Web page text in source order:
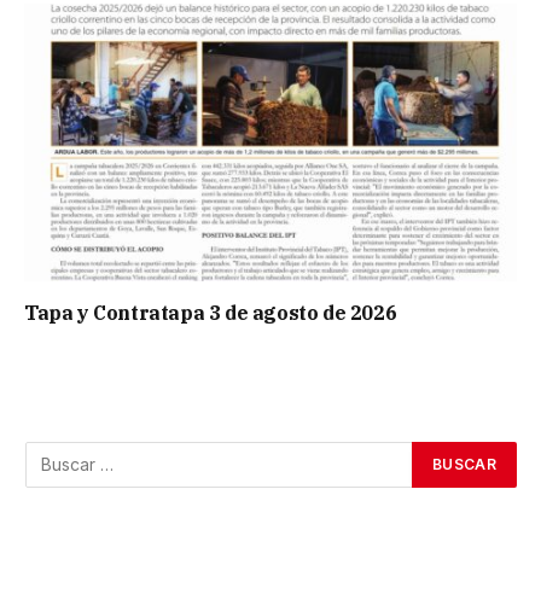
Tapa y Contratapa 3 de agosto de 2026